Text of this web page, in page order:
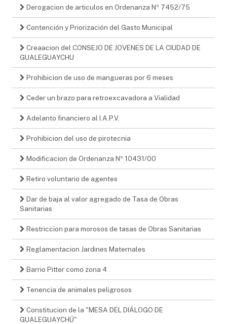
Derogacion de articulos en Ordenanza Nº 7452/75
Contención y Priorización del Gasto Municipal
Creaacion del CONSEJO DE JOVENES DE LA CIUDAD DE
GUALEGUAYCHU
Prohibicion de uso de mangueras por 6 meses
Ceder un brazo para retroexcavadora a Vialidad
Adelanto financiero al I.A.P.V.
Prohibicion del uso de pirotecnia
Modificacion de Ordenanza Nº 10431/00
Retiro voluntario de agentes
Dar de baja al valor agregado de Tasa de Obras
Sanitarias
Restriccion para morosos de tasas de Obras Sanitarias
Reglamentacion Jardines Maternales
Barrio Pitter como zona 4
Tenencia de animales peligrosos
Constitucion de la "MESA DEL DIÁLOGO DE
GUALEGUAYCHÚ"